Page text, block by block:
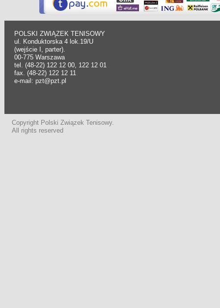
POLSKI ZWIĄZEK TENISOWY
ul. Konduktorska 4 lok.19/U
(wejście I, parter).
00-775 Warszawa
tel. (48-22) 122 12 00, 122 12 01
fax. (48-22) 122 12 11
e-mail: pzt@pzt.pl
Copyright Polski Związek Tenisowy.
All rights reserved